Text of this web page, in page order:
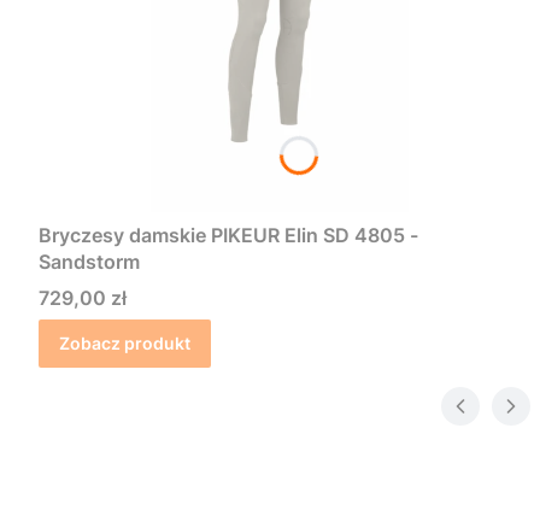
Bryczesy damskie PIKEUR Elin SD 4805 -
Sandstorm
Cena
729,00 zł
Zobacz produkt